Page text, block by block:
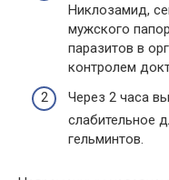
Никлозамид,
мужского
паразитов в
контролем
Через 2 часа
слабительное
гельминтов.